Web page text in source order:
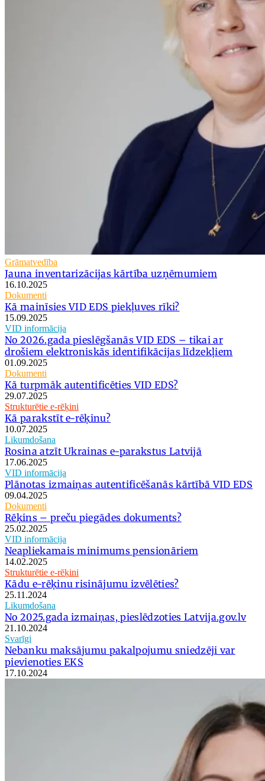
Grāmatvedība
Jauna inventarizācijas kārtība uzņēmumiem
16.10.2025
Dokumenti
Kā mainīsies VID EDS piekļuves rīki?
15.09.2025
VID informācija
No 2026.gada pieslēgšanās VID EDS – tikai ar
drošiem elektroniskās identifikācijas līdzekļiem
01.09.2025
Dokumenti
Kā turpmāk autentificēties VID EDS?
29.07.2025
Strukturētie e-rēķini
Kā parakstīt e-rēķinu?
10.07.2025
Likumdošana
Rosina atzīt Ukrainas e-parakstus Latvijā
17.06.2025
VID informācija
Plānotas izmaiņas autentificēšanās kārtībā VID EDS
09.04.2025
Dokumenti
Rēķins – preču piegādes dokuments?
25.02.2025
VID informācija
Neapliekamais minimums pensionāriem
14.02.2025
Strukturētie e-rēķini
Kādu e-rēķinu risinājumu izvēlēties?
25.11.2024
Likumdošana
No 2025.gada izmaiņas, pieslēdzoties Latvija.gov.lv
21.10.2024
Svarīgi
Nebanku maksājumu pakalpojumu sniedzēji var
pievienoties EKS
17.10.2024